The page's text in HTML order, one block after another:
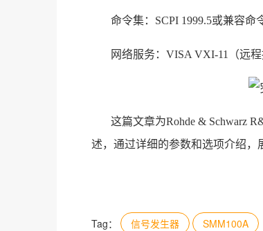
命令集：SCPI 1999.5或兼容命
网络服务：VISA VXI-11（远
这篇文章为Rohde & Schwarz
述，通过详细的参数和选项介绍，
Tag： 信号发生器 SMM100A